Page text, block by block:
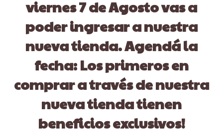
viernes 7 de Agosto vas a
poder ingresar a nuestra
nueva tienda. Agendá la
fecha: Los primeros en
comprar a través de nuestra
nueva tienda tienen
beneficios exclusivos!